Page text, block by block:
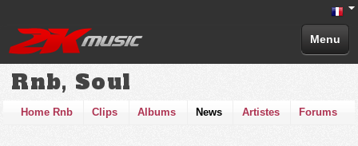
Menu
Rnb, Soul
Home Rnb Clips Albums News Artistes Forums